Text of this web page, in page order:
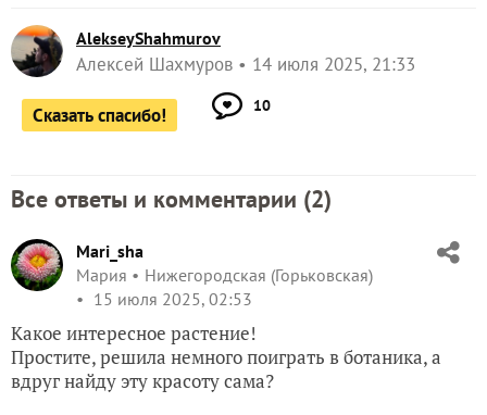
AlekseyShahmurov
Алексей Шахмуров 14 июля 2025, 21:33
Сказать спасибо! 10
Все ответы и комментарии (2)
Mari_sha
Мария
Нижегородская (Горьковская)
15 июля 2025, 02:53
Какое интересное растение!
Простите, решила немного поиграть в ботаника, а
вдруг найду эту красоту сама?